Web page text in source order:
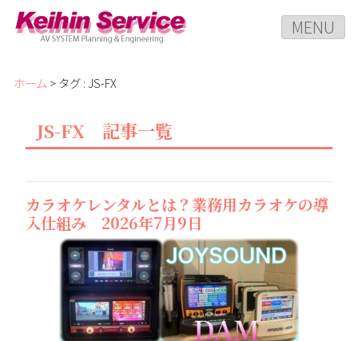
MENU
ホーム > タグ : JS-FX
JS-FX 記事一覧
カラオケレンタルとは？業務用カラオケの導
入仕組み 2026年7月9日